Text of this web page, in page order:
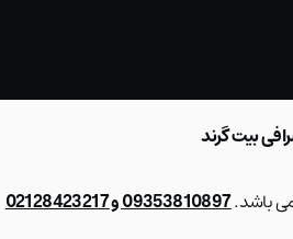
بیت گرند
می باشد.09353810897 و 02128423217